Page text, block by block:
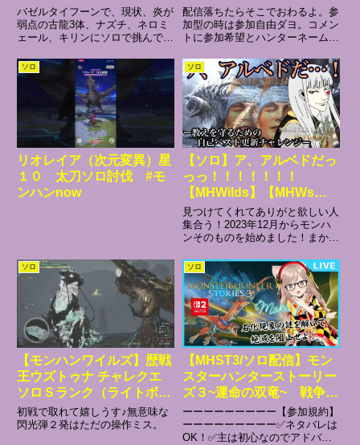
【並ハンHR400】
バゼルタイフーンで、現状、炎が
弱点の古龍3体、ナズチ、ネロミ
ェール、キリンにソロで挑んでみ
ボタン＆コメント、よろしくお願
いします！製品レビューのご依頼
もお待ちしております。※ヒコボ
ングッズ（主に妖怪）の販売開
配信落ちたらそこでおわるよ。参
加型の時は参加自由ダヨ。コメン
トに参加希望とハンターネーム書
によーしさん張るよ。わりとクイ
ックスタートするよ。普段は操虫
棍メイン チャアク少々だよ あ
とはおもちゃ🧸過去動画TAっ
ぽ...
ソロ
リオレイア（次元変異）星
１０ 太刀ソロ討伐 #モ
ンハンnow
ソロ
【ソロ】ア、アルベドだっ
っっ！！！！！！！
【MHWilds】【MHWs】
【完全初見】【モンハンワ
イルズ】
見つけてくれてありがと欲しい人
集合う！2023年12月からモンハ
ンそのものを始めました！まかで
しくね！！Xはこちら（日常投稿
もしてます）⇓©CAPCOM CO.,
LTD. ALL RIGHTS RESERVE...
ソロ
【モンハンワイルズ】歴戦
王ウズトゥナ チャレクエ
ソロＳランク（ライトボウ
ガン）
初戦で取れて嬉しうす♪無意味な
閃光弾２発はただの操作ミス。
ソロ
【MHST3/ソロ配信】モン
スターハンターストーリー
ズ３~運命の双竜~ 戦争に
チャンバラごっこしよう#4
ーーーーーーーーー【参加規約】
ーーーーーーーーー✅ネタバレは
OK！✅主は初心なのでアドバイ